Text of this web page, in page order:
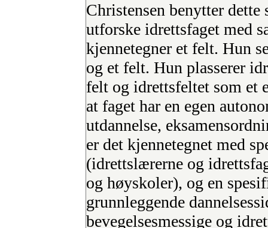
Christensen benytter
utforske idrettsfaget med
kjennetegner et felt. Hun
og et felt. Hun plasserer
felt og idrettsfeltet som et
at faget har en egen
utdannelse,
er det kjennetegnet med
(idrettslærerne og
og høyskoler), og en
grunnleggende
bevegelsesmessige og